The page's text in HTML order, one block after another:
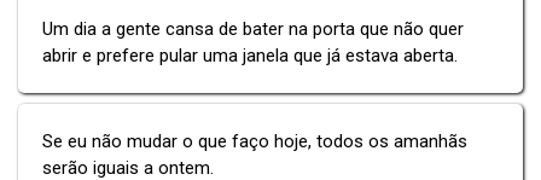
Um dia a gente cansa de bater na porta que não quer
abrir e prefere pular uma janela que já estava aberta.
Se eu não mudar o que faço hoje, todos os amanhãs
serão iguais a ontem.